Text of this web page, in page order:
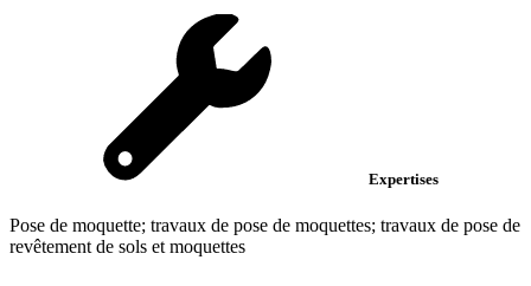
Expertises
Pose de moquette; travaux de pose de moquettes; travaux de pose de
revêtement de sols et moquettes